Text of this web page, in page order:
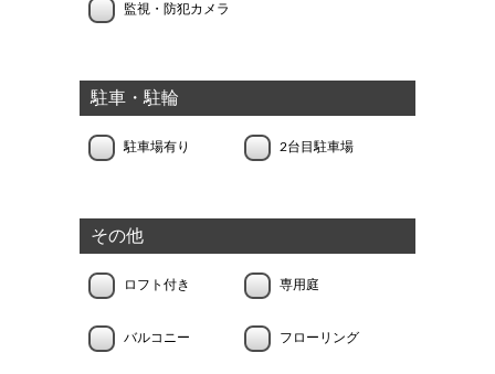
監視・防犯カメラ
駐車・駐輪
駐車場有り 2台目駐車場
その他
ロフト付き 専用庭
バルコニー フローリング